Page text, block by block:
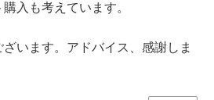
入も考えています。
います。アドバイス、感謝しま